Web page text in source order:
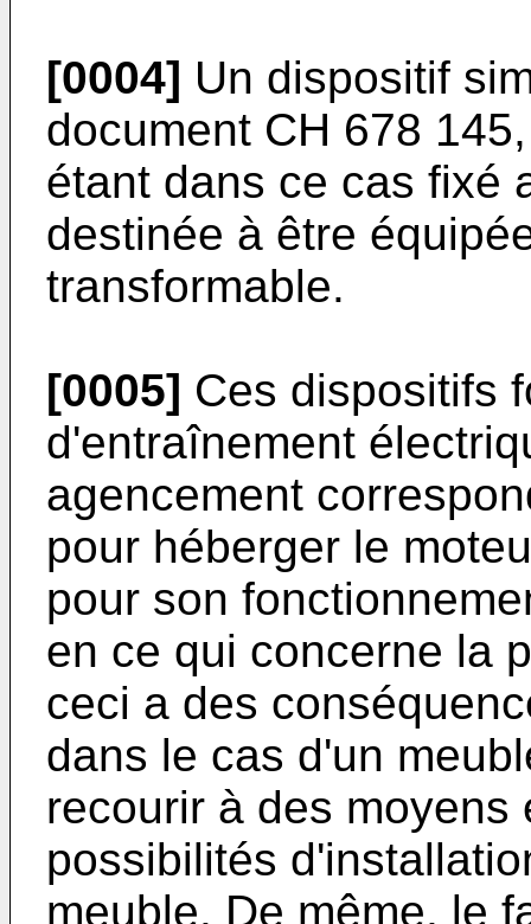
[0004] Un dispositif
document CH 678
étant dans ce cas fixé
destinée à être
transformable.
[0005] Ces dispositifs
d'entraînement
agencement
pour héberger le
pour son
en ce qui concerne la
ceci a des
dans le cas d'un
recourir à des
possibilités
meuble. De même, le